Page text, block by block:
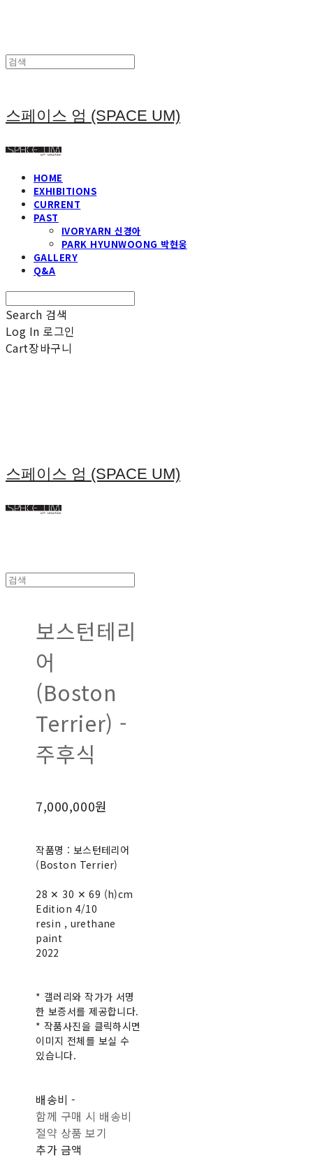
스페이스 엄 (SPACE UM)
HOME
EXHIBITIONS
CURRENT
PAST
IVORYARN 신경아
PARK HYUNWOONG 박현웅
GALLERY
Q&A
Search 검색
Log In 로그인
Cart장바구니
스페이스 엄 (SPACE UM)
보스턴테리
어
(Boston
Terrier) -
주후식
7,000,000원
작품명 : 보스턴테리어
(Boston Terrier)
28 ✕ 30 ✕ 69 (h)cm
Edition 4/10
resin , urethane
paint
2022
* 갤러리와 작가가 서명
한 보증서를 제공합니다.
* 작품사진을 클릭하시면
이미지 전체를 보실 수
있습니다.
배송비-
함께 구매 시 배송비
절약 상품 보기
추가 금액